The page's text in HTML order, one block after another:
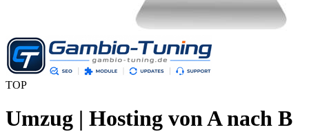
TOP
Umzug | Hosting von A nach B